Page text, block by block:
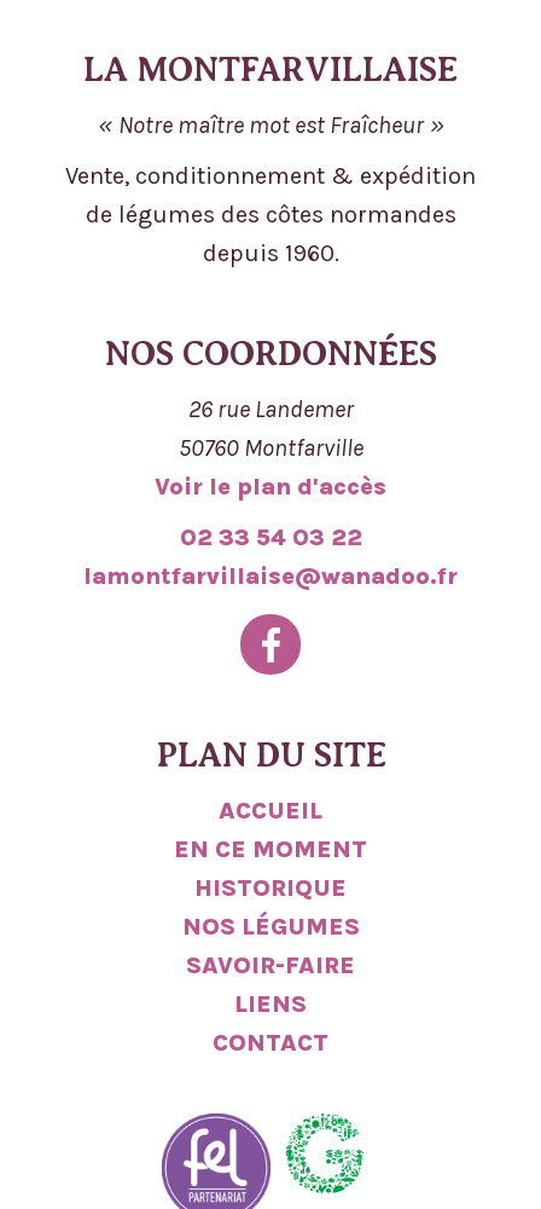
LA MONTFARVILLAISE
Notre maître mot est Fraîcheur
Vente, conditionnement & expédition
de légumes des côtes normandes
depuis 1960.
NOS COORDONNÉES
26 rue Landemer
50760 Montfarville
Voir le plan d'accès
02 33 54 03 22
lamontfarvillaise@wanadoo.fr
PLAN DU SITE
ACCUEIL
EN CE MOMENT
HISTORIQUE
NOS LÉGUMES
SAVOIR-FAIRE
LIENS
CONTACT